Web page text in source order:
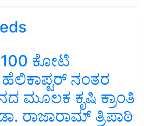
ಕೋಟಿ
ನಂತರ
ಮೂಲಕ ಕೃಷಿ ಕ್ರಾಂತಿ
ರಾಜಾರಾಮ್ ತ್ರಿಪಾಠಿ